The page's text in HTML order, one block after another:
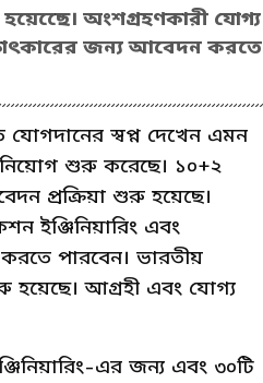
অংশগ্রহণকারী যোগ্য
জন্য আবেদন করতে
যোগদানের স্বপ্ন দেখেন এমন
নিয়োগ শুরু করেছে। ১০+২
প্রক্রিয়া শুরু হয়েছে।
ইঞ্জিনিয়ারিং এবং
করতে পারবেন। ভারতীয়
হয়েছে। আগ্রহী এবং যোগ্য
এর জন্য এবং ৩০টি